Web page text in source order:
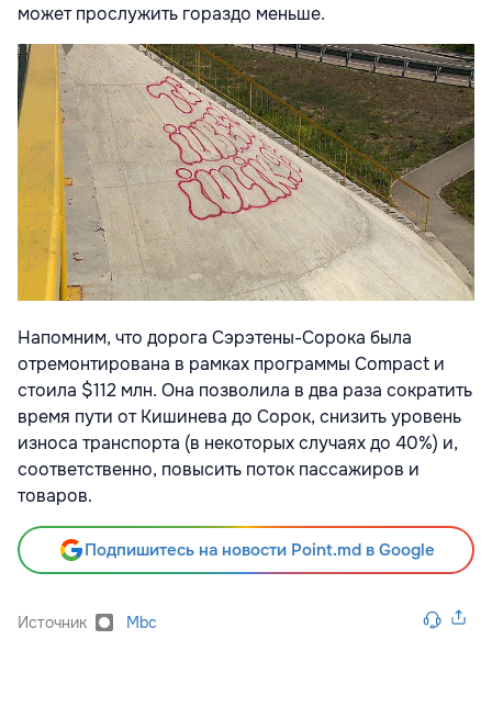
может прослужить гораздо меньше.
Напомним, что дорога Сэрэтены-Сорока была
отремонтирована в рамках программы Compact и
стоила $112 млн. Она позволила в два раза сократить
время пути от Кишинева до Сорок, снизить уровень
износа транспорта (в некоторых случаях до 40%) и,
соответственно, повысить поток пассажиров и
товаров.
Подпишитесь на новости Point.md в Google
Источник Mbc